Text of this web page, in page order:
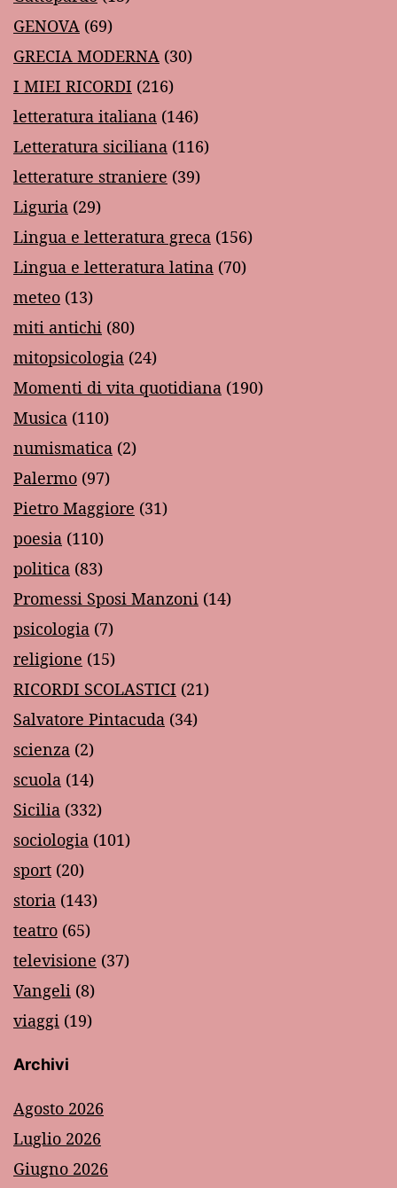
GENOVA (69)
GRECIA MODERNA (30)
I MIEI RICORDI (216)
letteratura italiana (146)
Letteratura siciliana (116)
letterature straniere (39)
Liguria (29)
Lingua e letteratura greca (156)
Lingua e letteratura latina (70)
meteo (13)
miti antichi (80)
mitopsicologia (24)
Momenti di vita quotidiana (190)
Musica (110)
numismatica (2)
Palermo (97)
Pietro Maggiore (31)
poesia (110)
politica (83)
Promessi Sposi Manzoni (14)
psicologia (7)
religione (15)
RICORDI SCOLASTICI (21)
Salvatore Pintacuda (34)
scienza (2)
scuola (14)
Sicilia (332)
sociologia (101)
sport (20)
storia (143)
teatro (65)
televisione (37)
Vangeli (8)
viaggi (19)
Archivi
Agosto 2026
Luglio 2026
Giugno 2026